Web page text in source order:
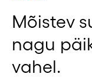
Mõistev
nagu
vahel.